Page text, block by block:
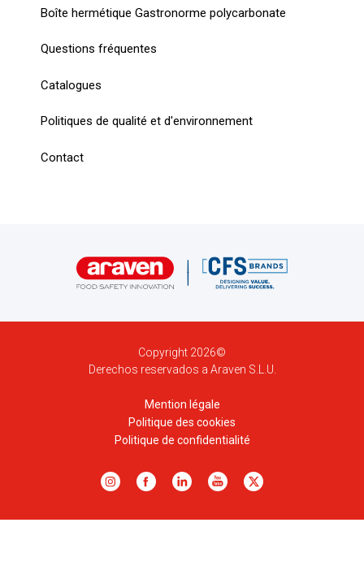
Boîte hermétique Gastronorme polycarbonate
Questions fréquentes
Catalogues
Politiques de qualité et d'environnement
Contact
Copyright 2026©
Derechos reservados a Araven S.L.U.
Mention légale
Politique des cookies
Politique de confidentialité